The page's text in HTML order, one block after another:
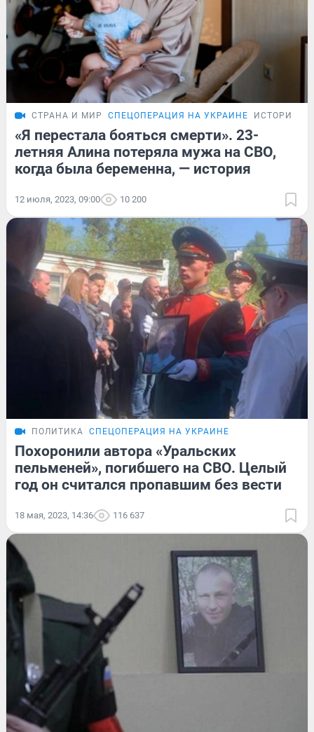
СТРАНА И МИР СПЕЦОПЕРАЦИЯ НА УКРАИНЕ ИСТОРИИ
«Я перестала бояться смерти». 23-
летняя Алина потеряла мужа на СВО,
когда была беременна, — история
12 июля, 2023, 09:00 10 200
ПОЛИТИКА СПЕЦОПЕРАЦИЯ НА УКРАИНЕ
Похоронили автора «Уральских
пельменей», погибшего на СВО. Целый
год он считался пропавшим без вести
18 мая, 2023, 14:36 116 637